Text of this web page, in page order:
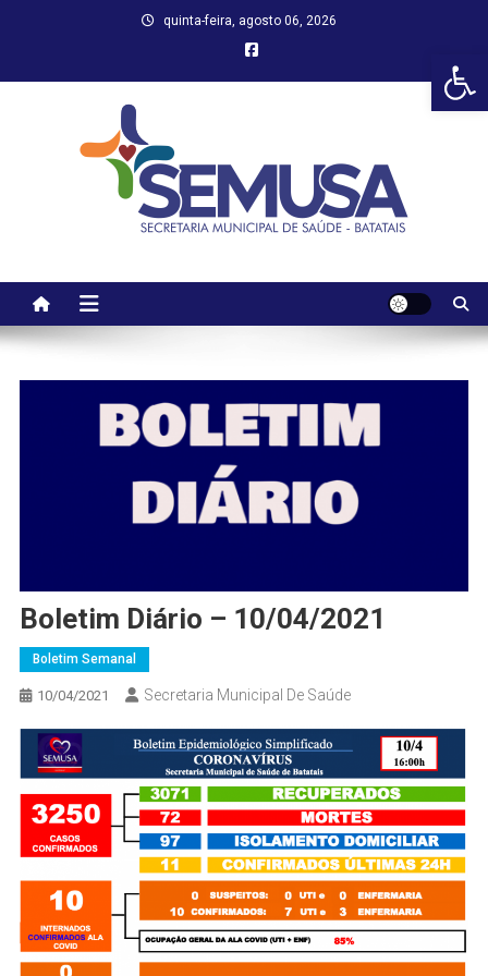
quinta-feira, agosto 06, 2026
Boletim Diário – 10/04/2021
Boletim Semanal
10/04/2021 Secretaria Municipal De Saúde